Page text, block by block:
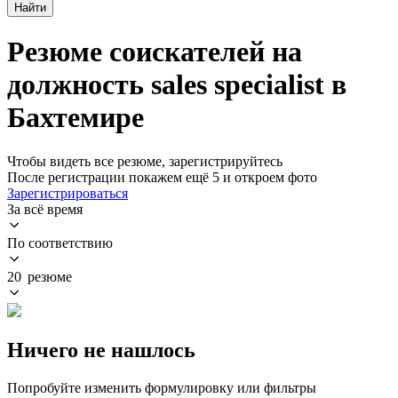
Найти
Резюме соискателей на
должность sales specialist в
Бахтемире
Чтобы видеть все резюме, зарегистрируйтесь
После регистрации покажем ещё 5 и откроем фото
Зарегистрироваться
За всё время
По соответствию
20 резюме
Ничего не нашлось
Попробуйте изменить формулировку или фильтры